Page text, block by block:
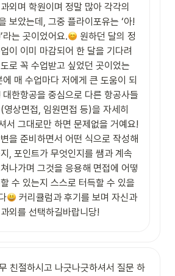
외며 학원이며 정말 많아 각각의
보았는데, 그중 플라이포유는 ‘아!
라는 곳이었어요.
원하던 달의 정
이 이미 마감되어 한 달을 기다려
로 꼭 수업받고 싶었던 곳이었는
에 매 수업마다 저에게 큰 도움이 되
대한항공을 중심으로 다른 항공사들
영상면접, 임원면접 등)을 자세히
서 그대로만 하면 문제없을 거예요!
을 준비하면서 어떤 식으로 작성해
, 포인트가 무엇인지를 쌤과 계속
나가며 그것을 응용해 면접에 어떻
수 있는지 스스로 터득할 수 있을
커리큘럼과 후기를 보며 자신과
외를 선택하길바랍니당!
친절하시고 나긋나긋하셔서 질문 하